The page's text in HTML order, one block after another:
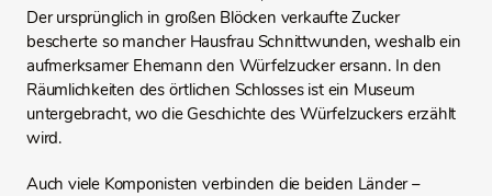
Der ursprünglich in großen Blöcken verkaufte Zucker
bescherte so mancher Hausfrau Schnittwunden, weshalb ein
aufmerksamer Ehemann den Würfelzucker ersann. In den
Räumlichkeiten des örtlichen Schlosses ist ein Museum
untergebracht, wo die Geschichte des Würfelzuckers erzählt
wird.
Auch viele Komponisten verbinden die beiden Länder –